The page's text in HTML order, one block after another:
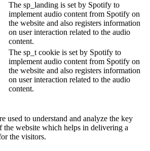
The sp_landing is set by Spotify to
implement audio content from Spotify on
the website and also registers information
on user interaction related to the audio
content.
The sp_t cookie is set by Spotify to
implement audio content from Spotify on
the website and also registers information
on user interaction related to the audio
content.
used to understand and analyze the key
the website which helps in delivering a
the visitors.